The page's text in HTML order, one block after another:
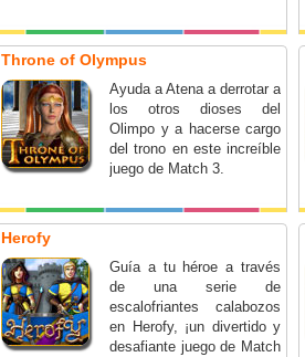
Throne of Olympus
Ayuda a Atena a derrotar a
los otros dioses del
Olimpo y a hacerse cargo
del trono en este increíble
juego de Match 3.
Herofy
Guía a tu héroe a través
de una serie de
escalofriantes calabozos
en Herofy, ¡un divertido y
desafiante juego de Match